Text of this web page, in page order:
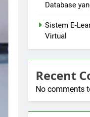
Database
Sistem E-
Virtual
Recent
No comments